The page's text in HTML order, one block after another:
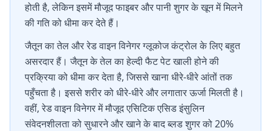
होती है, लेकिन इसमें मौजूद फाइबर और पानी शुगर के खून में मिलने
की गति को धीमा कर देते हैं।
जैतून का तेल और रेड वाइन विनेगर ग्लूकोज कंट्रोल के लिए बहुत
असरदार हैं। जैतून के तेल का हेल्दी फैट पेट खाली होने की
प्रक्रिया को धीमा कर देता है, जिससे खाना धीरे-धीरे आंतों तक
पहुँचता है। इससे शरीर को धीरे-धीरे और लगातार ऊर्जा मिलती है।
वहीं, रेड वाइन विनेगर में मौजूद एसिटिक एसिड इंसुलिन
संवेदनशीलता को सुधारने और खाने के बाद ब्लड शुगर को 20%